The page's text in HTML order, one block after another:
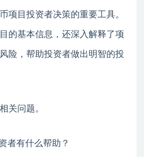
项目投资者决策的重要工具。
的基本信息，还深入解释了项
险，帮助投资者做出明智的投
关问题。
者有什么帮助？